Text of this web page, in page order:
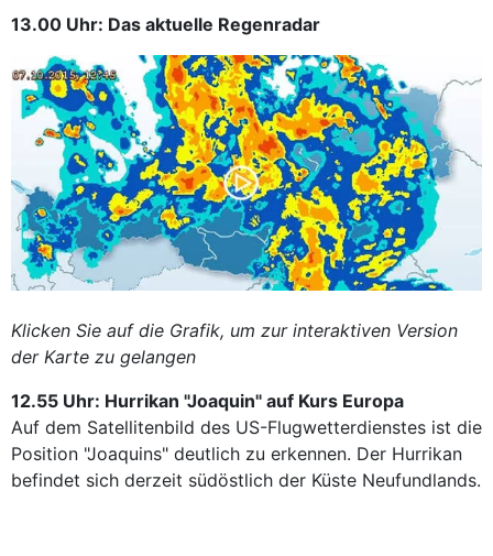
13.00 Uhr: Das aktuelle Regenradar
Klicken Sie auf die Grafik, um zur interaktiven Version
der Karte zu gelangen
12.55 Uhr: Hurrikan "Joaquin" auf Kurs Europa
Auf dem Satellitenbild des US-Flugwetterdienstes ist die
Position "Joaquins" deutlich zu erkennen. Der Hurrikan
befindet sich derzeit südöstlich der Küste Neufundlands.